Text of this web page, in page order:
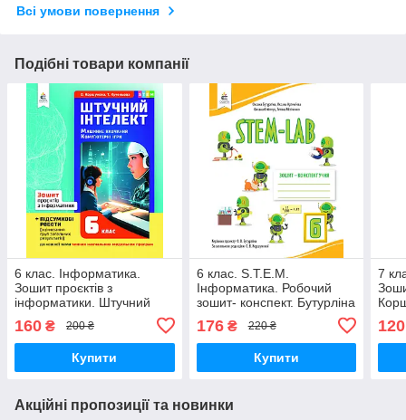
Всі умови повернення
Подібні товари компанії
6 клас. Інформатика.
Зошит проєктів з
інформатики. Штучний
навчання. Комп’ютерні
ігри. Коршунова О.В.
160 ₴ 200 ₴
Купити
6 клас. S.T.E.M.
Інформатика. Робочий
зошит- конспект. Бутурліна
176₴ 220 ₴
Купити
7
120
Акційні пропозиції та новинки